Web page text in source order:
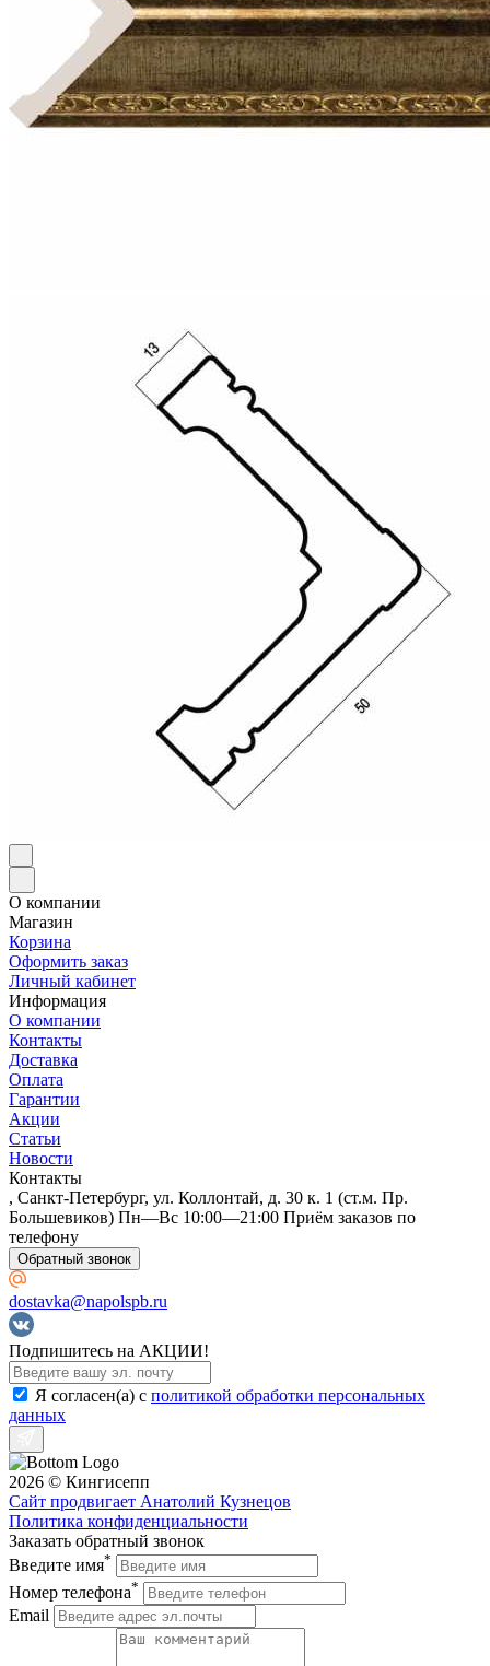
О компании
Магазин
Корзина
Оформить заказ
Личный кабинет
Информация
О компании
Контакты
Доставка
Оплата
Гарантии
Акции
Статьи
Новости
Контакты
, Санкт-Петербург, ул. Коллонтай, д. 30 к. 1 (ст.м. Пр.
Большевиков) Пн—Вс 10:00—21:00 Приём заказов по
телефону
Обратный звонок
dostavka@napolspb.ru
Подпишитесь на АКЦИИ!
Я согласен(a) с политикой обработки персональных
данных
2026 © Кингисепп
Сайт продвигает Анатолий Кузнецов
Политика конфиденциальности
Заказать обратный звонок
Введите имя*
Номер телефона*
Email